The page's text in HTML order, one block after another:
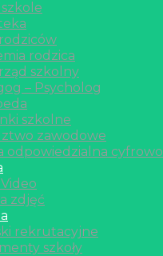
rodzica
szkolny
– Psycholog
szkolne
zawodowe
odpowiedzialna cyfrowo
Video
zdjęć
rekrutacyjne
szkoły